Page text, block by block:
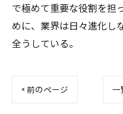
で極めて重要な役割を担
めに、業界は日々進化し
全うしている。
< 前のページ 一